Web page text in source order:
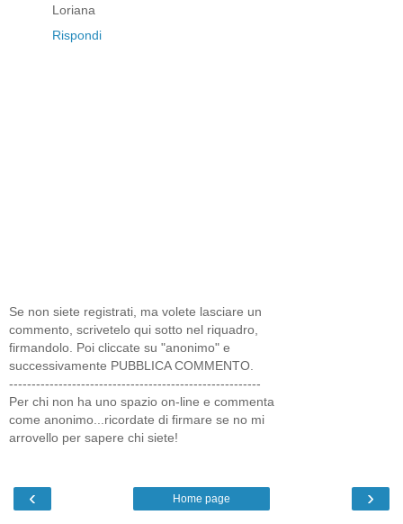
Loriana
Rispondi
Se non siete registrati, ma volete lasciare un
commento, scrivetelo qui sotto nel riquadro,
firmandolo. Poi cliccate su "anonimo" e
successivamente PUBBLICA COMMENTO.
--------------------------------------------------------
Per chi non ha uno spazio on-line e commenta
come anonimo...ricordate di firmare se no mi
arrovello per sapere chi siete!
‹ ›
Home page